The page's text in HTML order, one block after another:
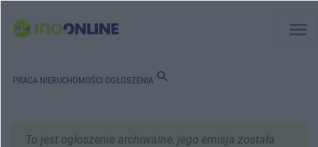
menu
PRACA NIERUCHOMOŚCI OGŁOSZENIA search
To jest ogłoszenie archiwalne, jego emisja została